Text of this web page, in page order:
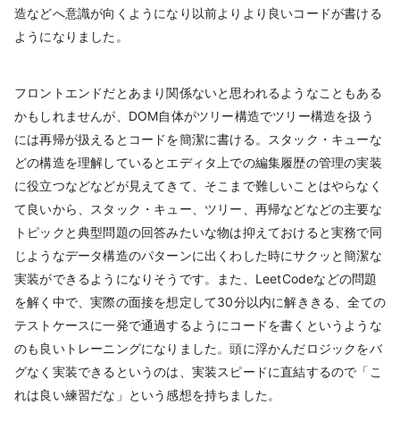
造などへ意識が向くようになり以前よりより良いコードが書ける
ようになりました。
フロントエンドだとあまり関係ないと思われるようなこともある
かもしれませんが、DOM自体がツリー構造でツリー構造を扱う
には再帰が扱えるとコードを簡潔に書ける。スタック・キューな
どの構造を理解しているとエディタ上での編集履歴の管理の実装
に役立つなどなどが見えてきて、そこまで難しいことはやらなく
て良いから、スタック・キュー、ツリー、再帰などなどの主要な
トピックと典型問題の回答みたいな物は抑えておけると実務で同
じようなデータ構造のパターンに出くわした時にサクッと簡潔な
実装ができるようになりそうです。また、LeetCodeなどの問題
を解く中で、実際の面接を想定して30分以内に解ききる、全ての
テストケースに一発で通過するようにコードを書くというような
のも良いトレーニングになりました。頭に浮かんだロジックをバ
グなく実装できるというのは、実装スピードに直結するので「こ
れは良い練習だな」という感想を持ちました。